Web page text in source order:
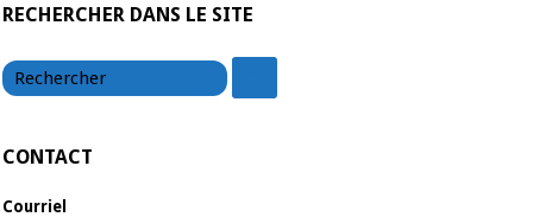
RECHERCHER DANS LE SITE
CONTACT
Courriel